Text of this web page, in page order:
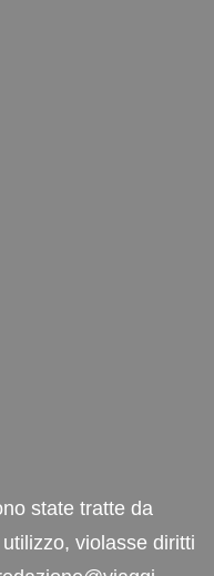
state tratte da
violasse diritti